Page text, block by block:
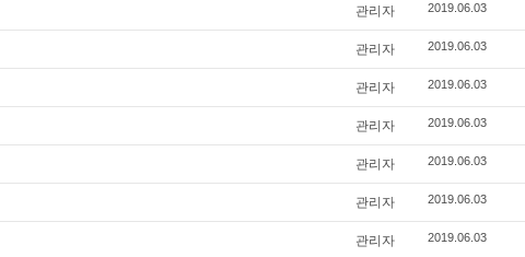
관리자 2019.06.03
관리자 2019.06.03
관리자 2019.06.03
관리자 2019.06.03
관리자 2019.06.03
관리자 2019.06.03
관리자 2019.06.03